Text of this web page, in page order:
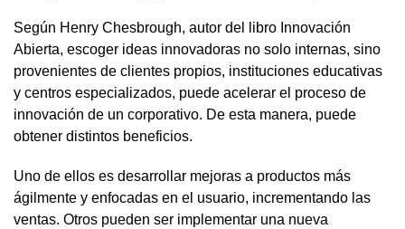
Según Henry Chesbrough, autor del libro Innovación
Abierta, escoger ideas innovadoras no solo internas, sino
provenientes de clientes propios, instituciones educativas
y centros especializados, puede acelerar el proceso de
innovación de un corporativo. De esta manera, puede
obtener distintos beneficios.
Uno de ellos es desarrollar mejoras a productos más
ágilmente y enfocadas en el usuario, incrementando las
ventas. Otros pueden ser implementar una nueva